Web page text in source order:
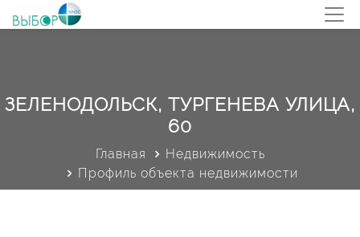
ЗЕЛЕНОДОЛЬСК, ТУРГЕНЕВА УЛИЦА,
60
Главная
Недвижимость
Профиль объекта недвижимости